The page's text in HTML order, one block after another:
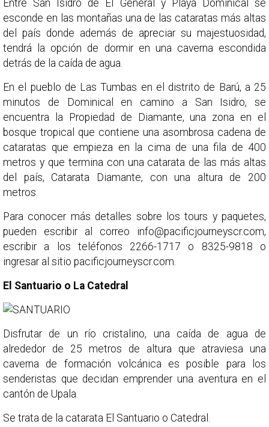
Entre San Isidro de El General y Playa Dominical se
esconde en las montañas una de las cataratas más altas
del país donde además de apreciar su majestuosidad,
tendrá la opción de dormir en una caverna escondida
detrás de la caída de agua.
En el pueblo de Las Tumbas en el distrito de Barú, a 25
minutos de Dominical en camino a San Isidro, se
encuentra la Propiedad de Diamante, una zona en el
bosque tropical que contiene una asombrosa cadena de
cataratas que empieza en la cima de una fila de 400
metros y que termina con una catarata de las más altas
del país, Catarata Diamante, con una altura de 200
metros.
Para conocer más detalles sobre los tours y paquetes,
pueden escribir al correo info@pacificjourneyscr.com,
escribir a los teléfonos 2266-1717 o 8325-9818 o
ingresar al sitio pacificjourneyscr.com.
El Santuario o La Catedral
Disfrutar de un río cristalino, una caída de agua de
alrededor de 25 metros de altura que atraviesa una
caverna de formación volcánica es posible para los
senderistas que decidan emprender una aventura en el
cantón de Upala.
Se trata de la catarata El Santuario o Catedral.